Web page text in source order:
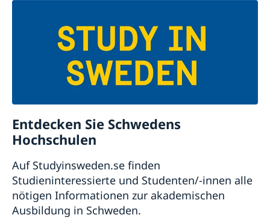
Entdecken Sie Schwedens
Hochschulen
Auf Studyinsweden.se finden
Studieninteressierte und Studenten/-innen alle
nötigen Informationen zur akademischen
Ausbildung in Schweden.